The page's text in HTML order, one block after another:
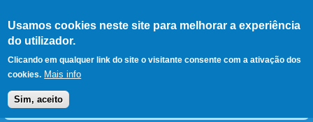
Usamos cookies neste site para melhorar a experiência
do utilizador.
Clicando em qualquer link do site o visitante consente com a ativação dos
cookies. Mais info
Sim, aceito
LERPARAVER , ir para a
página principal
O portal da visão diferente
Menu principal
Notícias